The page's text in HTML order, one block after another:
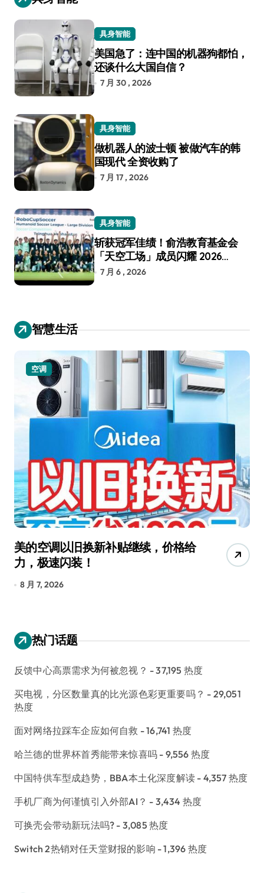
具身智能
美国急了：连中国的机器狗都怕，
还谈什么大国自信？
7 月 30 , 2026
具身智能
做机器人的波士顿 被做汽车的韩
国现代 全资收购了
7 月 17 , 2026
具身智能
斩获冠军佳绩！俞浩教育基金会
「天空工场」成员闪耀 2026
RoboCup 机器人世界杯
7 月 6 , 2026
智慧生活
空调
美的空调以旧换新补贴继续，价格给
力，极速闪装！
8 月 7, 2026
热门话题
反馈中心高票需求为何被忽视？ - 37,195 热度
买电视，分区数量真的比光源色彩更重要吗？ - 29,051
热度
面对网络拉踩车企应如何自救 - 16,741 热度
哈兰德的世界杯首秀能带来惊喜吗 - 9,556 热度
中国特供车型成趋势，BBA本土化深度解读 - 4,357 热度
手机厂商为何谨慎引入外部AI？ - 3,434 热度
可换壳会带动新玩法吗? - 3,085 热度
Switch 2热销对任天堂财报的影响 - 1,396 热度